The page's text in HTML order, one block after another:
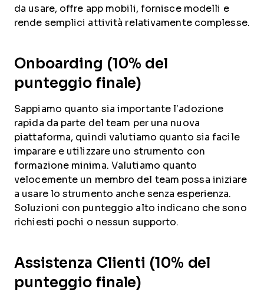
da usare, offre app mobili, fornisce modelli e
rende semplici attività relativamente complesse.
Onboarding (10% del
punteggio finale)
Sappiamo quanto sia importante l’adozione
rapida da parte del team per una nuova
piattaforma, quindi valutiamo quanto sia facile
imparare e utilizzare uno strumento con
formazione minima. Valutiamo quanto
velocemente un membro del team possa iniziare
a usare lo strumento anche senza esperienza.
Soluzioni con punteggio alto indicano che sono
richiesti pochi o nessun supporto.
Assistenza Clienti (10% del
punteggio finale)